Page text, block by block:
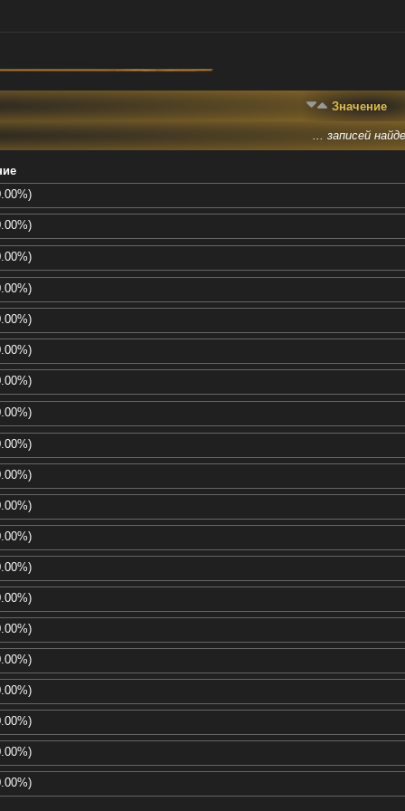
Значение
... записей